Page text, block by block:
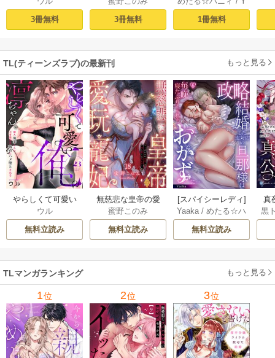
隣人後輩くんのイ
キすぎた執着にハ
3冊無料
快楽、閨に響くは
乱れ声― 1巻
3冊無料
塩対応の旦那様は
毎晩寝たふりをし
(1)
aaka
1冊無料
TL(ティーンズラブ)の最新刊 もっと見る
やらしくて可愛い
俺の凛ちゃん。～
隣人後輩くんのイ
キすぎた執着にハ
巻
ウル
無料立読み
無慈悲な皇帝の愛
玩寵妃―おわらぬ
快楽、閨に響くは
乱れ声― 18巻
蜜野このみ
無料立読み
[スパイシーレディ]
政略結婚した塩対
応の旦那様は毎晩
寝たふりをした私
Yaaka /めたる☆ハ
ニィ
無料立読み
真
は
黒
TLマンガランキング もっと見る
1位 2位 3位